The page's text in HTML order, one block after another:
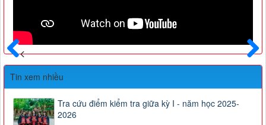
Sau
Trước
Tin xem nhiều
Tra cứu điểm kiểm tra giữa kỳ I - năm học 2025-
2026